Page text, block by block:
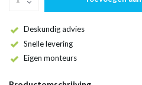
Deskundig advies
Snelle levering
Eigen monteurs